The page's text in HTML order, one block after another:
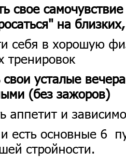
свое
на
себя в хорошую
свои усталые
(без зажоров)
аппетит и
есть основные 6
стройности.